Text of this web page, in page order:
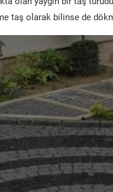
taş olarak bilinse de